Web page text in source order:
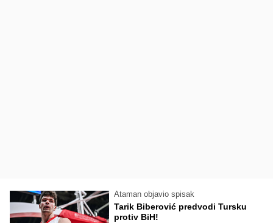
Ataman objavio spisak
Tarik Biberović predvodi Tursku
protiv BiH!